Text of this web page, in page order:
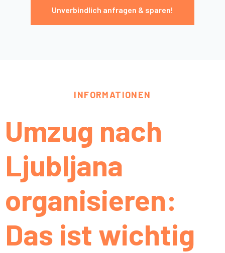
Unverbindlich anfragen & sparen!
INFORMATIONEN
Umzug nach
Ljubljana
organisieren:
Das ist wichtig